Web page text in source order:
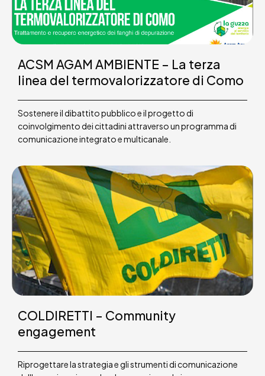
ACSM AGAM AMBIENTE – La terza
linea del termovalorizzatore di Como
Sostenere il dibattito pubblico e il progetto di
coinvolgimento dei cittadini attraverso un programma di
comunicazione integrato e multicanale.
COLDIRETTI – Community
engagement
Riprogettare la strategia e gli strumenti di comunicazione